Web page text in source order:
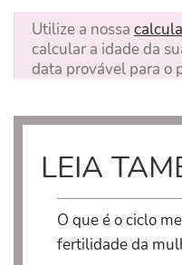
Utilize a nossa
calcular a idade da
data provável para o
LEIA
O que é o ciclo
fertilidade da